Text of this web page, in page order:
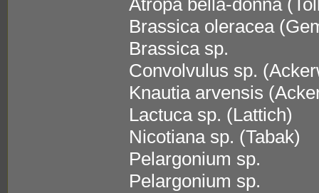
Atropa bella-donna
Brassica oleracea
Brassica sp.
Convolvulus sp.
Knautia arvensis
Lactuca sp. (Lattich)
Nicotiana sp. (Tabak)
Pelargonium sp.
Pelargonium sp.